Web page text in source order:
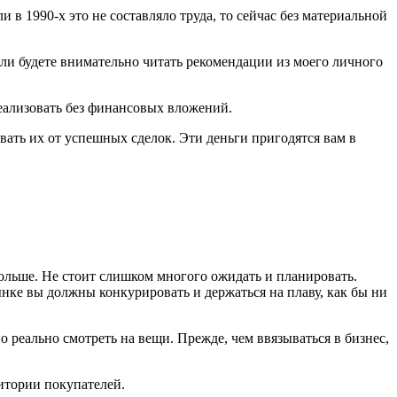
1990-х это не составляло труда, то сейчас без материальной
внимательно читать рекомендации из моего личного
без финансовых вложений.
их от успешных сделок. Эти деньги пригодятся вам в
Не стоит слишком многого ожидать и планировать.
вы должны конкурировать и держаться на плаву, как бы ни
смотреть на вещи. Прежде, чем ввязываться в бизнес,
покупателей.